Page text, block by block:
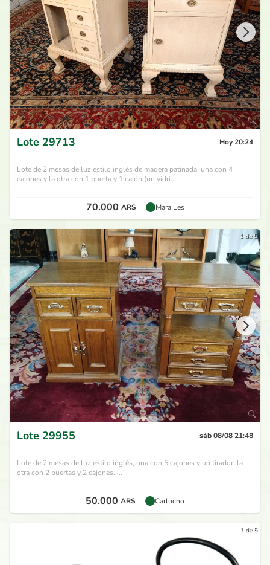
Lote 29713 Hoy 20:24
Lote de 2 mesas de luz estilo inglés de madera patinada, una con 4
cajones y la otra con 1 puerta y 1 cajón (un vidri...
70.000 ARS Mara Les
1 de 5
Lote 29955 sáb 08/08 21:48
Lote de 2 mesas de luz estilo inglés, una con 5 cajones y un tirador, la
otra con 2 puertas y 2 cajones. ...
50.000 ARS Carlucho
1 de 5